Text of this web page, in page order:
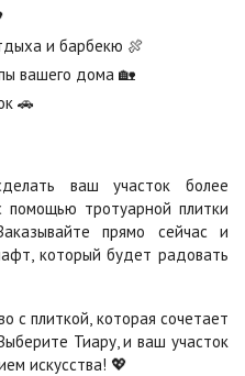
Черно-белая
и барбекю 🍖
вашего дома 🏡
🚗
ваш участок более
тротуарной плитки
прямо сейчас и
который будет радовать
с плиткой, которая сочетает
Тиару, и ваш участок
искусства! 💖